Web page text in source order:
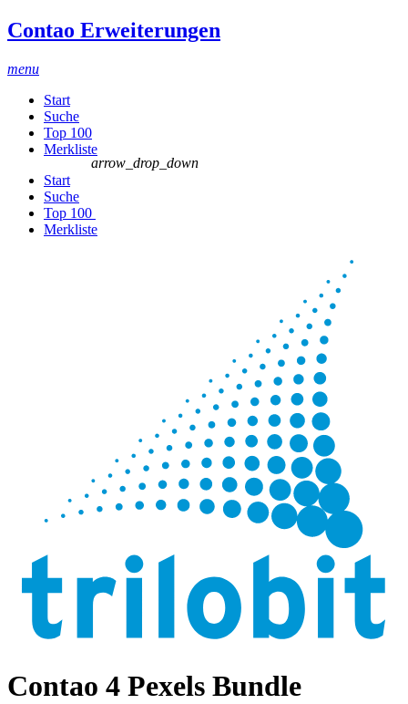
Contao Erweiterungen
menu
Start
Suche
Top 100
Merkliste
Start
Suche
Top 100
arrow_drop_down
Merkliste
Contao 4 Pexels Bundle